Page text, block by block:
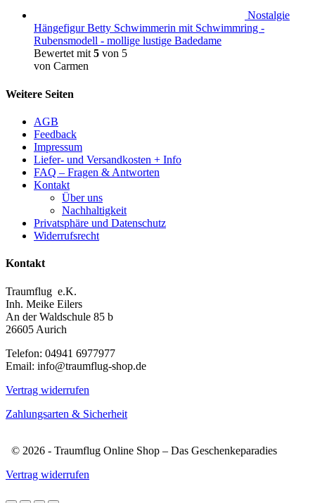
Nostalgie
Hängefigur Betty Schwimmerin mit Schwimmring -
Rubensmodell - mollige lustige Badedame
Bewertet mit5 von 5
von Carmen
Weitere Seiten
AGB
Feedback
Impressum
Liefer- und Versandkosten + Info
FAQ – Fragen & Antworten
Kontakt
Über uns
Nachhaltigkeit
Privatsphäre und Datenschutz
Widerrufsrecht
Kontakt
Traumflug e.K.
Inh. Meike Eilers
An der Waldschule 85 b
26605 Aurich
Telefon: 04941 6977977
Email: info@traumflug-shop.de
Vertrag widerrufen
Zahlungsarten & Sicherheit
© 2026 - Traumflug Online Shop – Das Geschenkeparadies
Vertrag widerrufen